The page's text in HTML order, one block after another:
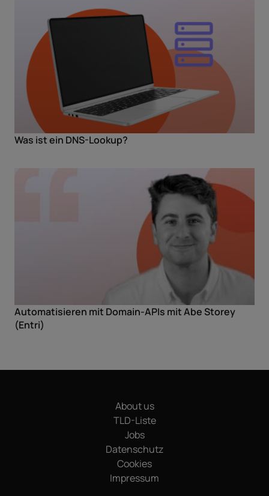
Was ist ein DNS-Lookup?
Automatisieren mit Domain-APIs mit Abe Storey
(Entri)
About us
TLD-Liste
Jobs
Datenschutz
Cookies
Impressum